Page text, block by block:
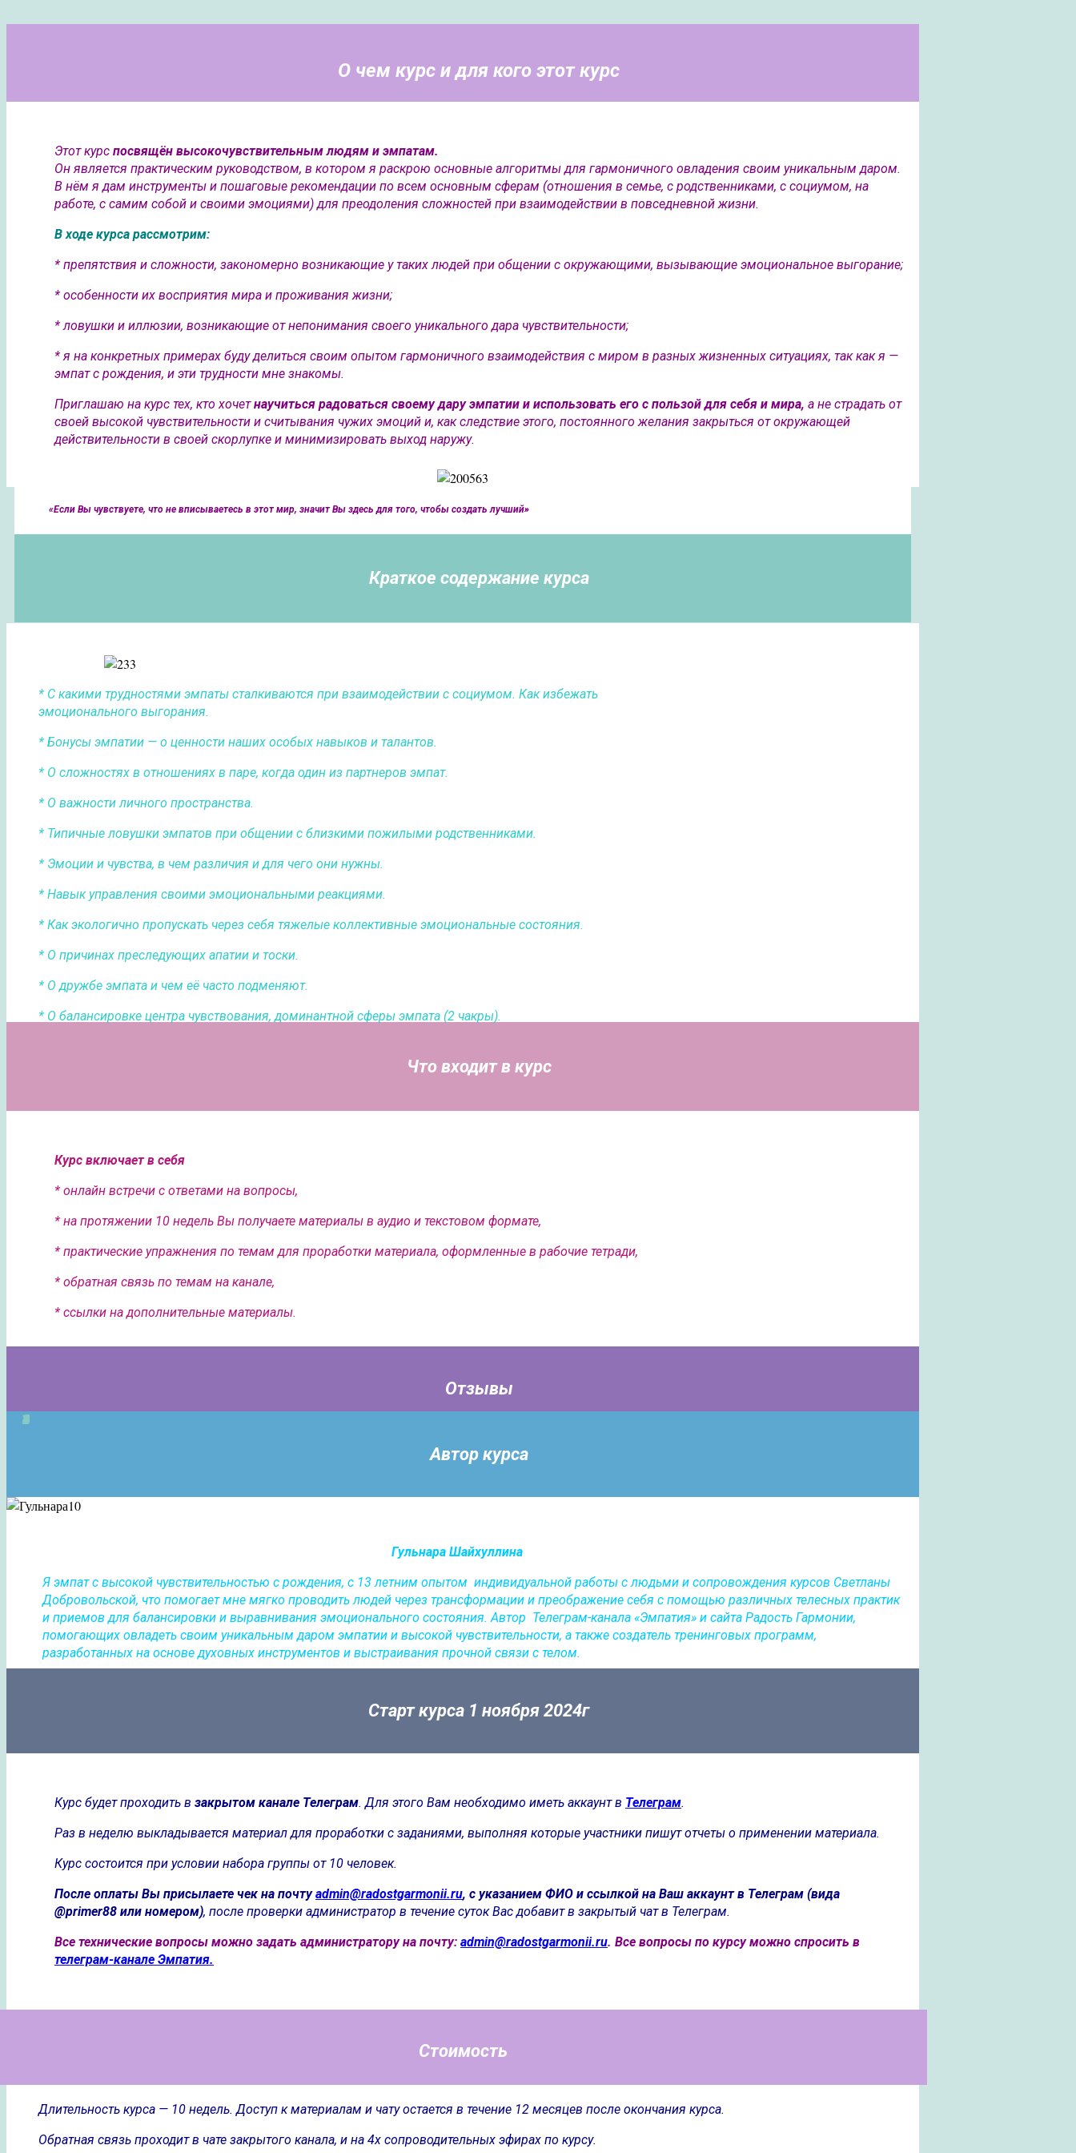
О чем курс и для кого этот курс
Этот курс посвящён высокочувствительным людям и эмпатам.
Он является практическим руководством, в котором я раскрою основные алгоритмы для гармоничного овладения своим уникальным даром.
В нём я дам инструменты и пошаговые рекомендации по всем основным сферам (отношения в семье, с родственниками, с социумом, на
работе, с самим собой и своими эмоциями) для преодоления сложностей при взаимодействии в повседневной жизни.
В ходе курса рассмотрим:
* препятствия и сложности, закономерно возникающие у таких людей при общении с окружающими, вызывающие эмоциональное выгорание;
* особенности их восприятия мира и проживания жизни;
* ловушки и иллюзии, возникающие от непонимания своего уникального дара чувствительности;
* я на конкретных примерах буду делиться своим опытом гармоничного взаимодействия с миром в разных жизненных ситуациях, так как я —
эмпат с рождения, и эти трудности мне знакомы.
Приглашаю на курс тех, кто хочетнаучиться радоваться своему дару эмпатии и использовать его с пользой для себя и мира, а не страдать от
своей высокой чувствительности и считывания чужих эмоций и, как следствие этого, постоянного желания закрыться от окружающей
действительности в своей скорлупке и минимизировать выход наружу.
«Если Вы чувствуете, что не вписываетесь в этот мир, значит Вы здесь для того, чтобы создать лучший»
Краткое содержание курса
* С какими трудностями эмпаты сталкиваются при взаимодействии с социумом. Как избежать
эмоционального выгорания.
* Бонусы эмпатии — о ценности наших особых навыков и талантов.
* О сложностях в отношениях в паре, когда один из партнеров эмпат.
* О важности личного пространства.
* Типичные ловушки эмпатов при общении с близкими пожилыми родственниками.
* Эмоции и чувства, в чем различия и для чего они нужны.
* Навык управления своими эмоциональными реакциями.
* Как экологично пропускать через себя тяжелые коллективные эмоциональные состояния.
* О причинах преследующих апатии и тоски.
* О дружбе эмпата и чем её часто подменяют.
* О балансировке центра чувствования, доминантной сферы эмпата (2 чакры).
Что входит в курс
Курс включает в себя
* онлайн встречи с ответами на вопросы,
* на протяжении 10 недель Вы получаете материалы в аудио и текстовом формате,
* практические упражнения по темам для проработки материала, оформленные в рабочие тетради,
* обратная связь по темам на канале,
* ссылки на дополнительные материалы.
Отзывы
1
2
3
4
5
6
7
1
2
3
4
5
6
7
Автор курса
Гульнара Шайхуллина
Я эмпат с высокой чувствительностью с рождения, с 13 летним опытом индивидуальной работы с людьми и сопровождения курсов Светланы
Добровольской, что помогает мне мягко проводить людей через трансформации и преображение себя с помощью различных телесных практик
и приемов для балансировки и выравнивания эмоционального состояния. Автор Телеграм-канала «Эмпатия» и сайта Радость Гармонии,
помогающих овладеть своим уникальным даром эмпатии и высокой чувствительности, а также создатель тренинговых программ,
разработанных на основе духовных инструментов и выстраивания прочной связи с телом.
Старт курса 1 ноября 2024г
Курс будет проходить в закрытом канале Телеграм. Для этого Вам необходимо иметь аккаунт в Телеграм.
Раз в неделю выкладывается материал для проработки с заданиями, выполняя которые участники пишут отчеты о применении материала.
Курс состоится при условии набора группы от 10 человек.
После оплаты Вы присылаете чек на почтуadmin@radostgarmonii.ru, с указанием ФИО и ссылкой на Ваш аккаунт в Телеграм (вида
@primer88 или номером), после проверки администратор в течение суток Вас добавит в закрытый чат в Телеграм.
Все технические вопросы можно задать администратору на почту: admin@radostgarmonii.ru. Все вопросы по курсу можно спросить в
телеграм-канале Эмпатия.
Стоимость
Длительность курса — 10 недель. Доступ к материалам и чату остается в течение 12 месяцев после окончания курса.
Обратная связь проходит в чате закрытого канала, и на 4х сопроводительных эфирах по курсу.